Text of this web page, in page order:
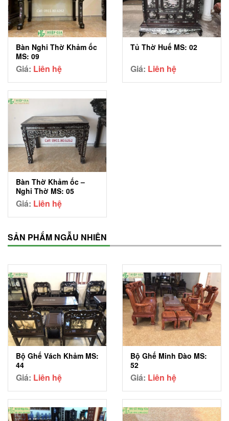
Bàn Nghi Thờ Khảm ốc
MS: 09
Giá: Liên hệ
Tủ Thờ Huế MS: 02
Giá: Liên hệ
Bàn Thờ Khảm ốc –
Nghi Thờ MS: 05
Giá: Liên hệ
SẢN PHẨM NGẪU NHIÊN
Bộ Ghế Vách Khảm MS:
44
Giá: Liên hệ
Bộ Ghế Minh Đào MS:
52
Giá: Liên hệ